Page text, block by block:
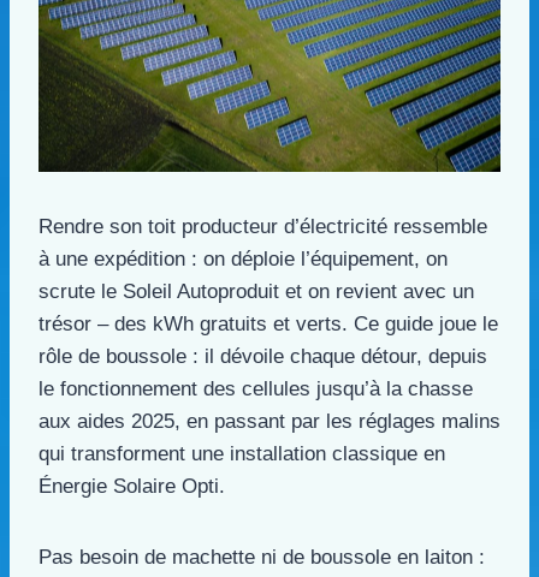
Rendre son toit producteur d’électricité ressemble
à une expédition : on déploie l’équipement, on
scrute le Soleil Autoproduit et on revient avec un
trésor – des kWh gratuits et verts. Ce guide joue le
rôle de boussole : il dévoile chaque détour, depuis
le fonctionnement des cellules jusqu’à la chasse
aux aides 2025, en passant par les réglages malins
qui transforment une installation classique en
Énergie Solaire Opti.
Pas besoin de machette ni de boussole en laiton :